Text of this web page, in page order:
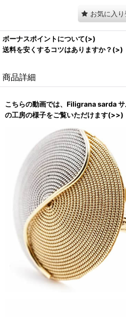
お気に入
ボーナスポイントについて(>)
送料を安くするコツはありますか？(>)
商品詳細
こちらの動画では、Filigrana sarda
の工房の様子をご覧いただけます(>>)